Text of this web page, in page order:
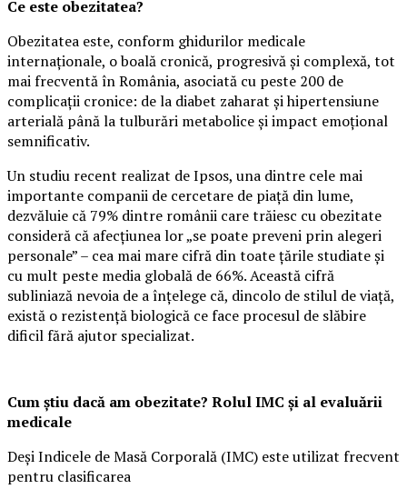
Ce este obezitatea?
Obezitatea este, conform ghidurilor medicale
internaționale, o boală cronică, progresivă și complexă, tot
mai frecventă în România, asociată cu peste 200 de
complicații cronice: de la diabet zaharat și hipertensiune
arterială până la tulburări metabolice și impact emoțional
semnificativ.
Un studiu recent realizat de Ipsos, una dintre cele mai
importante companii de cercetare de piață din lume,
dezvăluie că 79% dintre românii care trăiesc cu obezitate
consideră că afecțiunea lor „se poate preveni prin alegeri
personale” – cea mai mare cifră din toate țările studiate și
cu mult peste media globală de 66%. Această cifră
subliniază nevoia de a înțelege că, dincolo de stilul de viață,
există o rezistență biologică ce face procesul de slăbire
dificil fără ajutor specializat.
Cum știu dacă am obezitate? Rolul IMC și al evaluării
medicale
Deși Indicele de Masă Corporală (IMC) este utilizat frecvent
pentru clasificarea